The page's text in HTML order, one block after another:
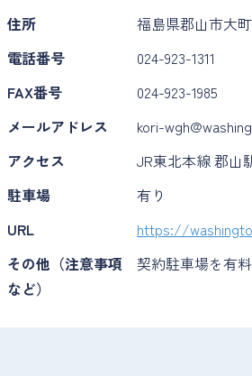
住所
福島県郡山市大
電話番号
024-923-1311
FAX番号
024-923-1985
メールアドレス
kori-
アクセス
JR東北本線 郡山
駐車場
有り
URL
https://
その他（注意事項
など）
契約駐車場を有